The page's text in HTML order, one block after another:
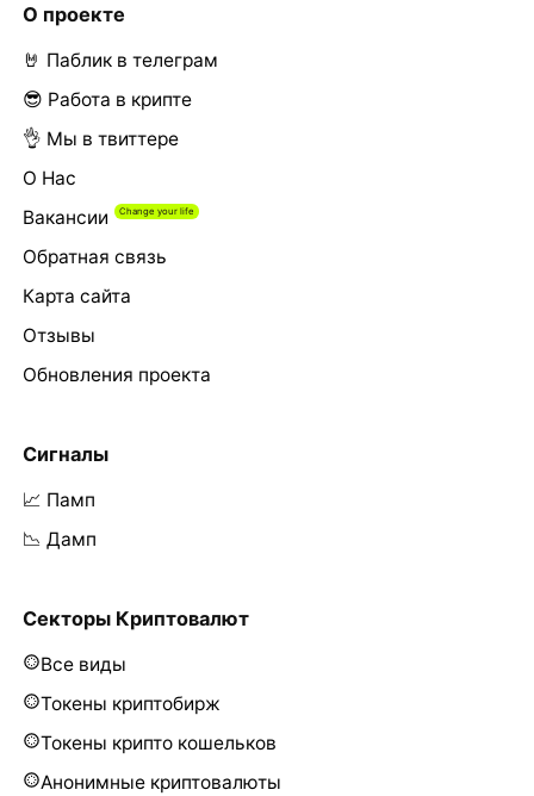
О проекте
🤘 Паблик в телеграм
😎 Работа в крипте
👌 Мы в твиттере
О Нас
Вакансии
Обратная связь
Карта сайта
Отзывы
Обновления проекта
Сигналы
📈 Памп
📉 Дамп
Секторы Криптовалют
Все виды
Токены криптобирж
Токены крипто кошельков
Анонимные криптовалюты